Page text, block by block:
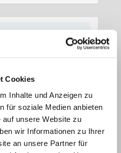
Cookies
Inhalte und Anzeigen zu
für soziale Medien anbieten
unsere Website zu
wir Informationen zu Ihrer
an unsere Partner für